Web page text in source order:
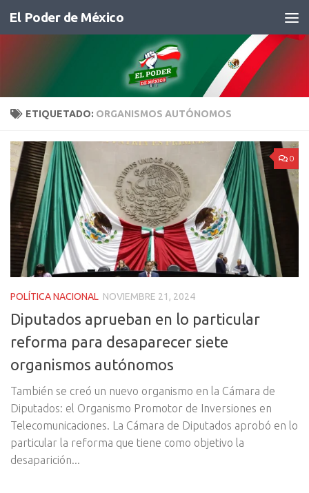
Saltar al contenido
El Poder de México
ETIQUETADO: ORGANISMOS AUTÓNOMOS
0
POLÍTICA NACIONAL NOVIEMBRE 21, 2024
Diputados aprueban en lo particular
reforma para desaparecer siete
organismos autónomos
También se creó un nuevo organismo en la Cámara de
Diputados: el Organismo Promotor de Inversiones en
Telecomunicaciones. La Cámara de Diputados aprobó en lo
particular la reforma que tiene como objetivo la
desaparición...